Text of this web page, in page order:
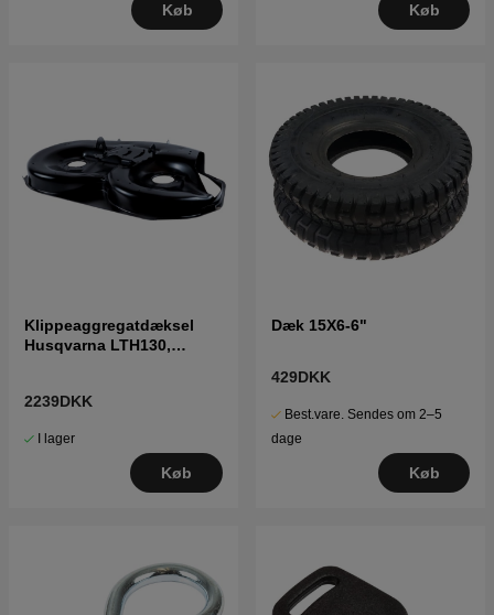
Køb Køb
Klippeaggregatdæksel
Husqvarna LTH130,
2239DKK
I lager
Køb
Dæk 15X6-6"
429DKK
Best.vare. Sendes om 2–5
dage
Køb